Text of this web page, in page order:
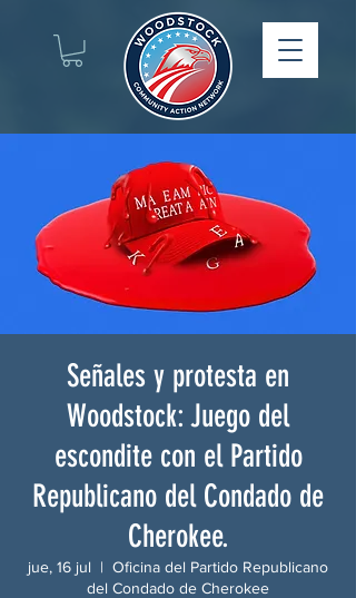
Señales y protesta en
Woodstock: Juego del
escondite con el Partido
Republicano del Condado de
Cherokee.
jue, 16 jul
  |
Oficina del Partido Republicano
del Condado de Cherokee